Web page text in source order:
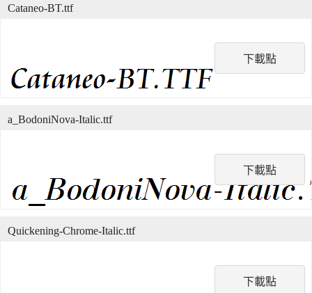
下載點
Cataneo-BT.ttf
下載點
a_BodoniNova-Italic.ttf
下載點
Quickening-Chrome-Italic.ttf